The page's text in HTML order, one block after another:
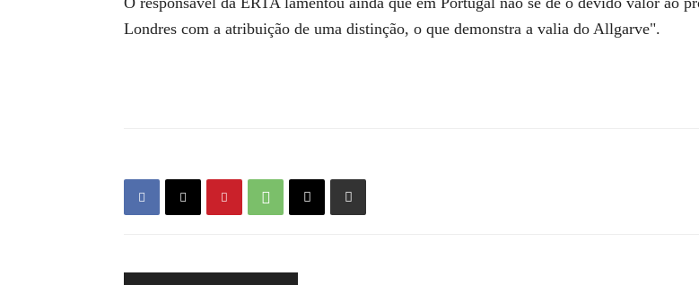
Londres com a atribuição de uma distinção, o que demonstra a valia do Allgarve".